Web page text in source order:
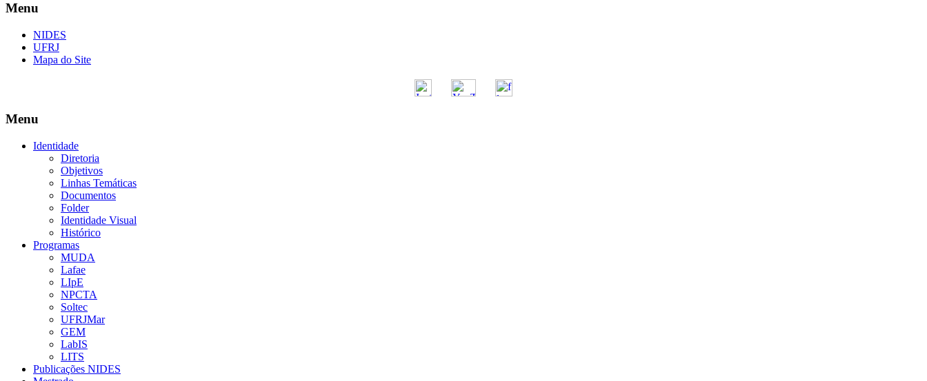
Menu
NIDES
UFRJ
Mapa do Site
Menu
Identidade
Diretoria
Objetivos
Linhas Temáticas
Documentos
Folder
Identidade Visual
Histórico
Programas
MUDA
Lafae
LIpE
NPCTA
Soltec
UFRJMar
GEM
LabIS
LITS
Publicações NIDES